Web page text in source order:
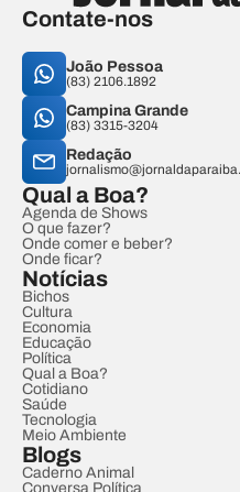
Contate-nos
João Pessoa
(83) 2106.1892
Campina Grande
(83) 3315-3204
Redação
Qual a Boa?
Agenda de Shows
O que fazer?
Onde comer e beber?
Onde ficar?
Notícias
Bichos
Cultura
Economia
Educação
Política
Qual a Boa?
Cotidiano
Saúde
Tecnologia
Meio Ambiente
Blogs
Caderno Animal
Conversa Política